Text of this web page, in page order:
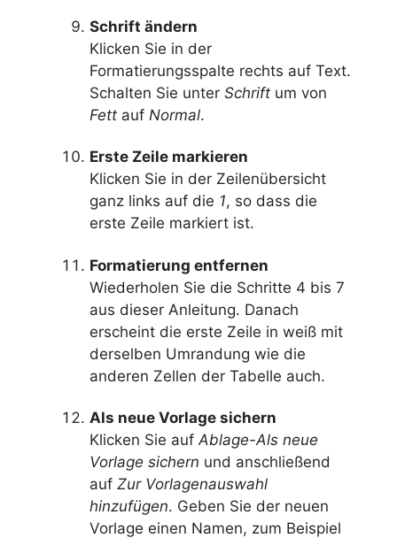
Schrift ändern
Klicken Sie in der
Formatierungsspalte rechts auf Text.
Schalten Sie unter Schrift um von
Fett auf Normal.
Erste Zeile markieren
Klicken Sie in der Zeilenübersicht
ganz links auf die 1, so dass die
erste Zeile markiert ist.
Formatierung entfernen
Wiederholen Sie die Schritte 4 bis 7
aus dieser Anleitung. Danach
erscheint die erste Zeile in weiß mit
derselben Umrandung wie die
anderen Zellen der Tabelle auch.
Als neue Vorlage sichern
Klicken Sie auf Ablage-Als neue
Vorlage sichern und anschließend
auf Zur Vorlagenauswahl
hinzufügen. Geben Sie der neuen
Vorlage einen Namen, zum Beispiel